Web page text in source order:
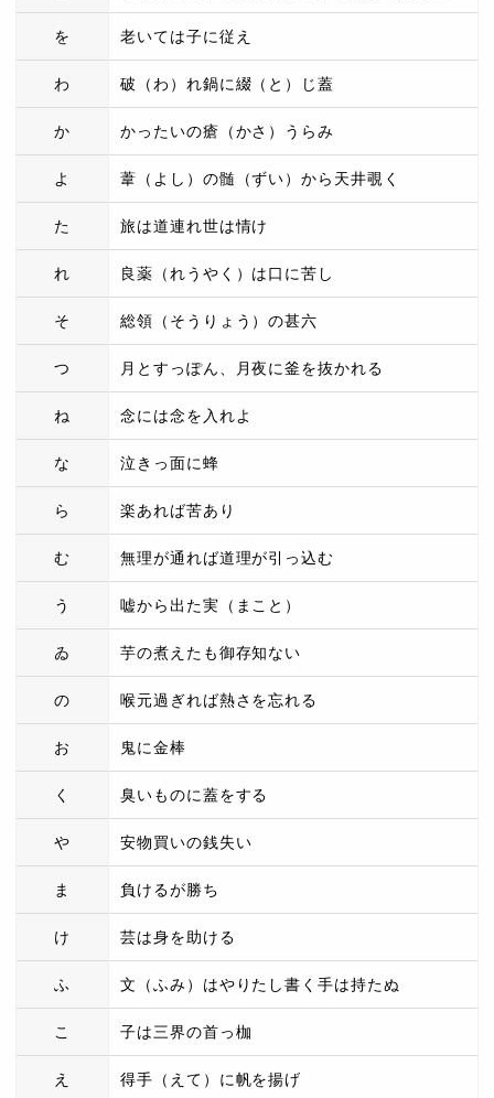
を 老いては子に従え
わ 破（わ）れ鍋に綴（と）じ蓋
か かったいの瘡（かさ）うらみ
よ 葦（よし）の髄（ずい）から天井覗く
た 旅は道連れ世は情け
れ 良薬（れうやく）は口に苦し
そ 総領（そうりょう）の甚六
つ 月とすっぽん、月夜に釜を抜かれる
ね 念には念を入れよ
な 泣きっ面に蜂
ら 楽あれば苦あり
む 無理が通れば道理が引っ込む
う 嘘から出た実（まこと）
ゐ 芋の煮えたも御存知ない
の 喉元過ぎれば熱さを忘れる
お 鬼に金棒
く 臭いものに蓋をする
や 安物買いの銭失い
ま 負けるが勝ち
け 芸は身を助ける
ふ 文（ふみ）はやりたし書く手は持たぬ
こ 子は三界の首っ枷
え 得手（えて）に帆を揚げ